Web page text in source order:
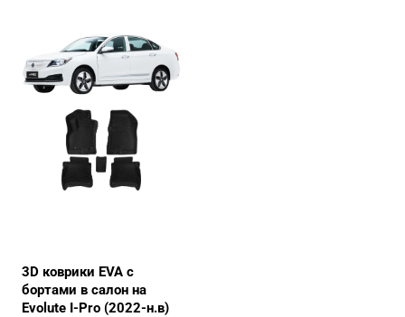
3D коврики EVA с
бортами в салон на
Evolute I-Pro (2022-н.в)